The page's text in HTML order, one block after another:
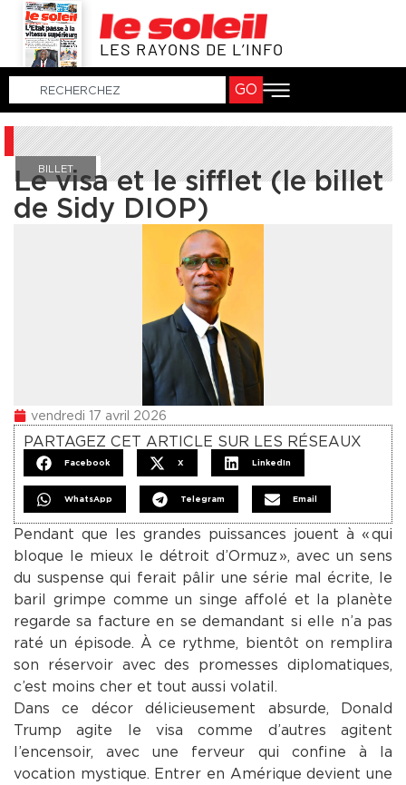
LES RAYONS DE L’INFO
GO
BILLET
Le visa et le sifflet (le billet
de Sidy DIOP)
vendredi 17 avril 2026
PARTAGEZ CET ARTICLE SUR LES RÉSEAUX
Facebook X LinkedIn
WhatsApp Telegram Email
Pendant que les grandes puissances jouent à « qui
bloque le mieux le détroit d’Ormuz », avec un sens
du suspense qui ferait pâlir une série mal écrite, le
baril grimpe comme un singe affolé et la planète
regarde sa facture en se demandant si elle n’a pas
raté un épisode. À ce rythme, bientôt on remplira
son réservoir avec des promesses diplomatiques,
c’est moins cher et tout aussi volatil.
Dans ce décor délicieusement absurde, Donald
Trump agite le visa comme d’autres agitent
l’encensoir, avec une ferveur qui confine à la
vocation mystique. Entrer en Amérique devient une